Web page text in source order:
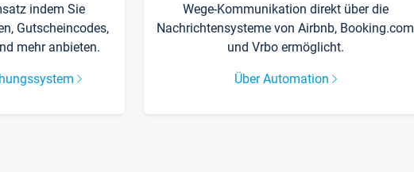
indem Sie
Gutscheincodes,
mehr anbieten.
Wege-Kommunikation direkt über die
Nachrichtensysteme von Airbnb, Booking.com
und Vrbo ermöglicht.
Über Automation